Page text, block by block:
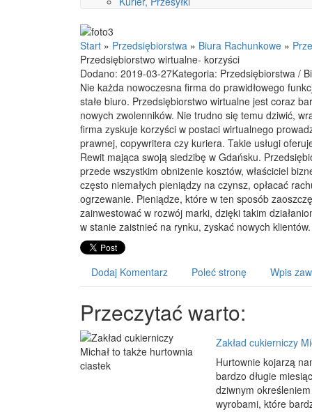
Start » Przedsiębiorstwa » Biura Rachunkowe »
Przedsiębiorstwo wirtualne- korzyści
Dodano: 2019-03-27Kategoria: Przedsiębiorstwa /
Nie każda nowoczesna firma do prawidłowego
stałe biuro. Przedsiębiorstwo wirtualne jest coraz
nowych zwolenników. Nie trudno się temu dziwić,
firma zyskuje korzyści w postaci wirtualnego
prawnej, copywritera czy kuriera. Takie usługi
Rewit mająca swoją siedzibę w Gdańsku.
przede wszystkim obniżenie kosztów, właściciel
często niemałych pieniądzy na czynsz, opłacać
ogrzewanie. Pieniądze, które w ten sposób
zainwestować w rozwój marki, dzięki takim
w stanie zaistnieć na rynku, zyskać nowych klientów.
Dodaj Komentarz Poleć stronę Wpis
Przeczytać warto:
Zakład cukierniczy
Hurtownie kojarzą
bardzo długie
dziwnym
wyrobami, które